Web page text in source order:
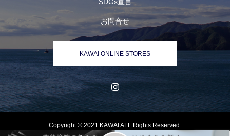
お問合せ
KAWAI ONLINE STORES
Copyright © 2021 KAWAI ALL Rights Reserved.